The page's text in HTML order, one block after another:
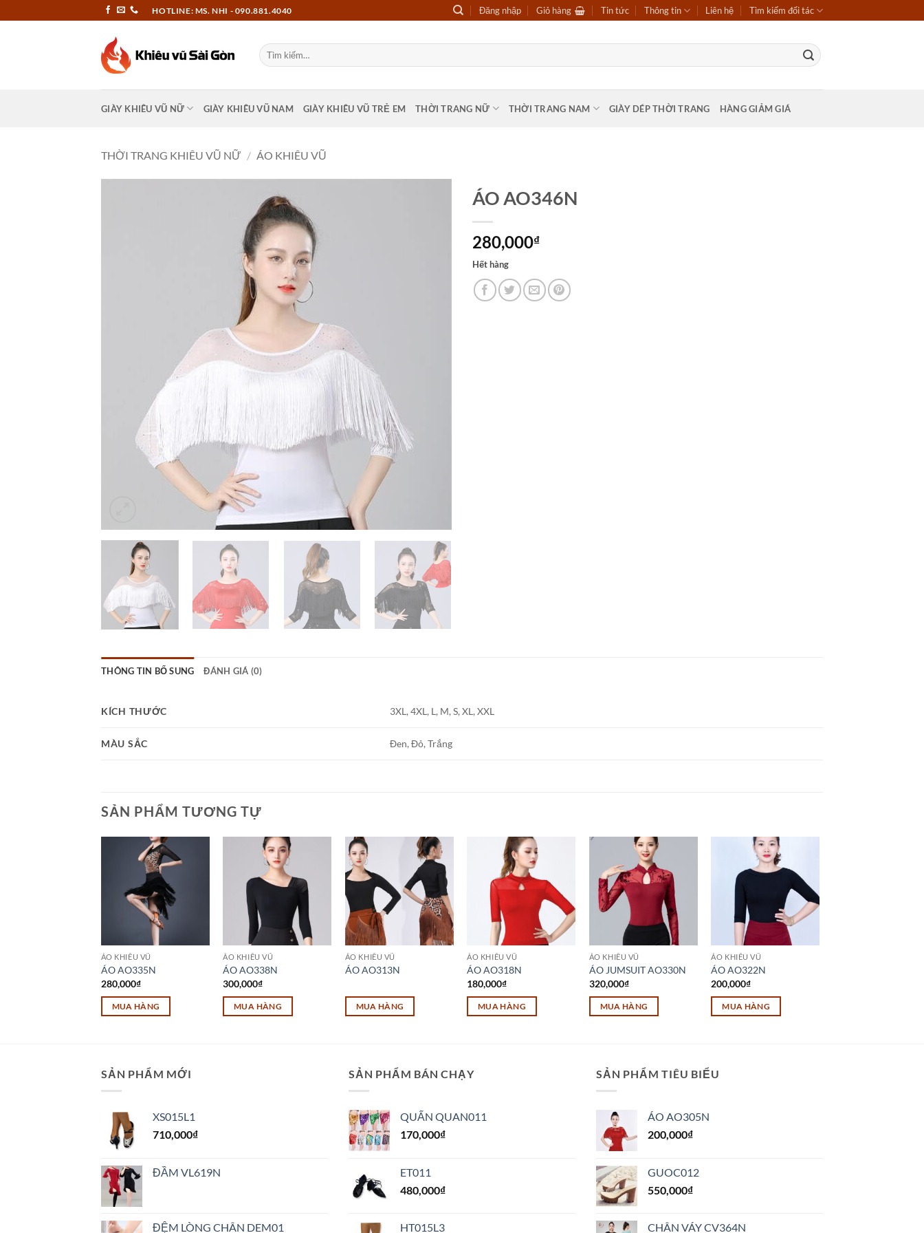
qua
HOTLINE: MS. NHI - 090.881.4040 Đăng nhập Giỏ hàng Tin tức Thông tin Liên hệ Tìm kiếm đối tác
Tìm
kiếm:
GIÀY KHIÊU VŨ NỮ GIÀY KHIÊU VŨ NAM GIÀY KHIÊU VŨ TRẺ EM THỜI TRANG NỮ THỜI TRANG NAM GIÀY DÉP THỜI TRANG HÀNG GIẢM GIÁ
THỜI TRANG KHIÊU VŨ NỮ / ÁO KHIÊU VŨ
ÁO AO346N
280,000₫
Hết hàng
THÔNG TIN BỔ SUNG ĐÁNH GIÁ (0)
KÍCH THƯỚC 3XL, 4XL, L, M, S, XL, XXL
MÀU SẮC Đen, Đỏ, Trắng
SẢN PHẨM TƯƠNG TỰ
ÁO KHIÊU VŨ
ÁO AO335N
280,000₫
MUA HÀNG
ÁO KHIÊU VŨ
ÁO AO338N
300,000₫
MUA HÀNG
ÁO KHIÊU VŨ
ÁO AO313N
MUA HÀNG
ÁO KHIÊU VŨ
ÁO AO318N
180,000₫
MUA HÀNG
ÁO KHIÊU VŨ
ÁO JUMSUIT AO330N
320,000₫
MUA HÀNG
ÁO KHIÊU VŨ
ÁO AO322N
200,000₫
MUA HÀNG
SẢN PHẨM MỚI
XS015L1
710,000₫
ĐẦM VL619N
ĐỆM LÒNG CHÂN DEM01
SẢN PHẨM BÁN CHẠY
QUẤN QUAN011
170,000₫
ET011
480,000₫
HT015L3
SẢN PHẨM TIÊU BIỂU
ÁO AO305N
200,000₫
GUOC012
550,000₫
CHÂN VÁY CV364N